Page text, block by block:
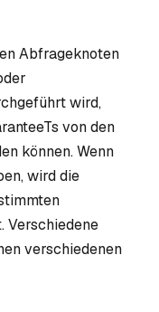
Abfrageknoten
wird,
von den
können. Wenn
wird die
Verschiedene
verschiedenen